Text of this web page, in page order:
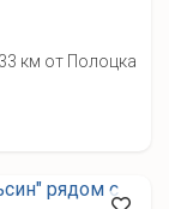
км от Полоцка